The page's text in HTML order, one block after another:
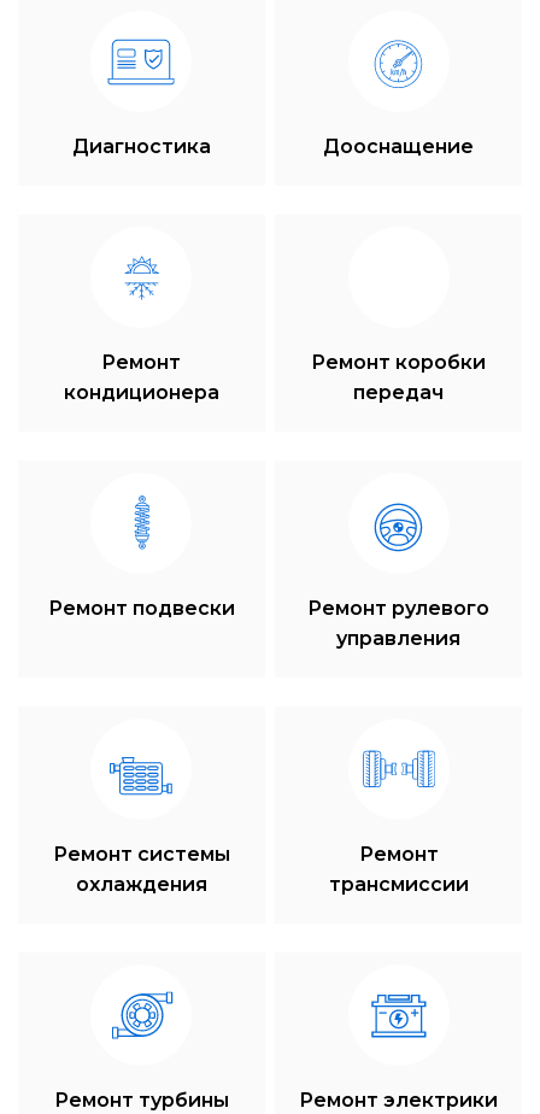
Диагностика Дооснащение
Ремонт
кондиционера
Ремонт коробки
передач
Ремонт подвески
Ремонт рулевого
управления
Ремонт системы
охлаждения
Ремонт
трансмиссии
Ремонт турбины Ремонт электрики